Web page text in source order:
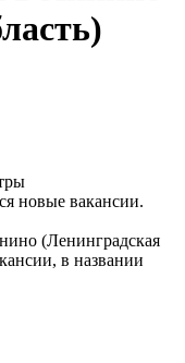
новые вакансии.
(Ленинградская
в названии